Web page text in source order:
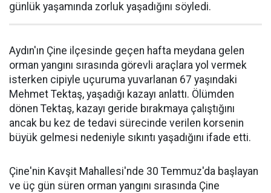
günlük yaşamında zorluk yaşadığını söyledi.
Aydın'ın Çine ilçesinde geçen hafta meydana gelen
orman yangını sırasında görevli araçlara yol vermek
isterken cipiyle uçuruma yuvarlanan 67 yaşındaki
Mehmet Tektaş, yaşadığı kazayı anlattı. Ölümden
dönen Tektaş, kazayı geride bırakmaya çalıştığını
ancak bu kez de tedavi sürecinde verilen korsenin
büyük gelmesi nedeniyle sıkıntı yaşadığını ifade etti.
Çine'nin Kavşit Mahallesi'nde 30 Temmuz'da başlayan
ve üç gün süren orman yangını sırasında Çine